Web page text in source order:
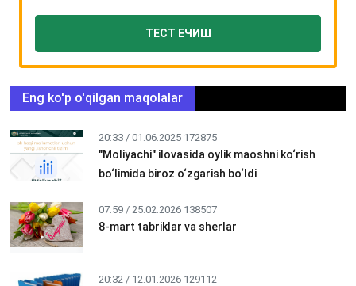
ТЕСТ ЕЧИШ
Eng ko'p o'qilgan maqolalar
20:33 / 01.06.2025 172875
"Moliyachi" ilovasida oylik maoshni ko‘rish
bo‘limida biroz o‘zgarish bo‘ldi
07:59 / 25.02.2026 138507
8-mart tabriklar va sherlar
20:32 / 12.01.2026 129112